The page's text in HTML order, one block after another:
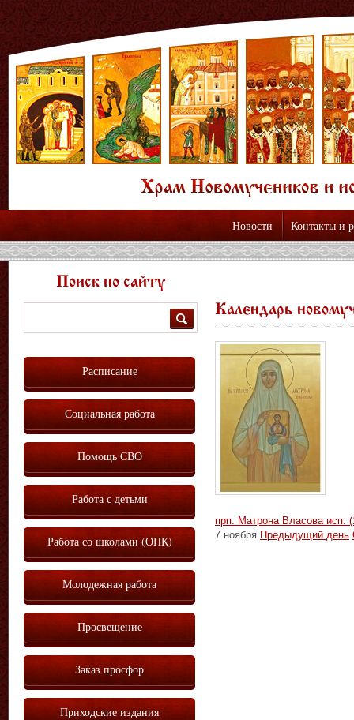
Новости Контакты и
Календарь
прп. Матрона Власова исп.
7 ноября Предыдущий день
Поиск по сайту
Расписание
Социальная работа
Помощь СВО
Работа с детьми
Работа со школами (ОПК)
Молодежная работа
Просвещение
Заказ просфор
Приходские издания